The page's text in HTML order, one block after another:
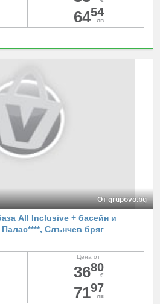
6454
лв
От grupovo.bg
All Inclusive + басейн и
Слънчев бряг
Цена от
3680
€
7197
лв